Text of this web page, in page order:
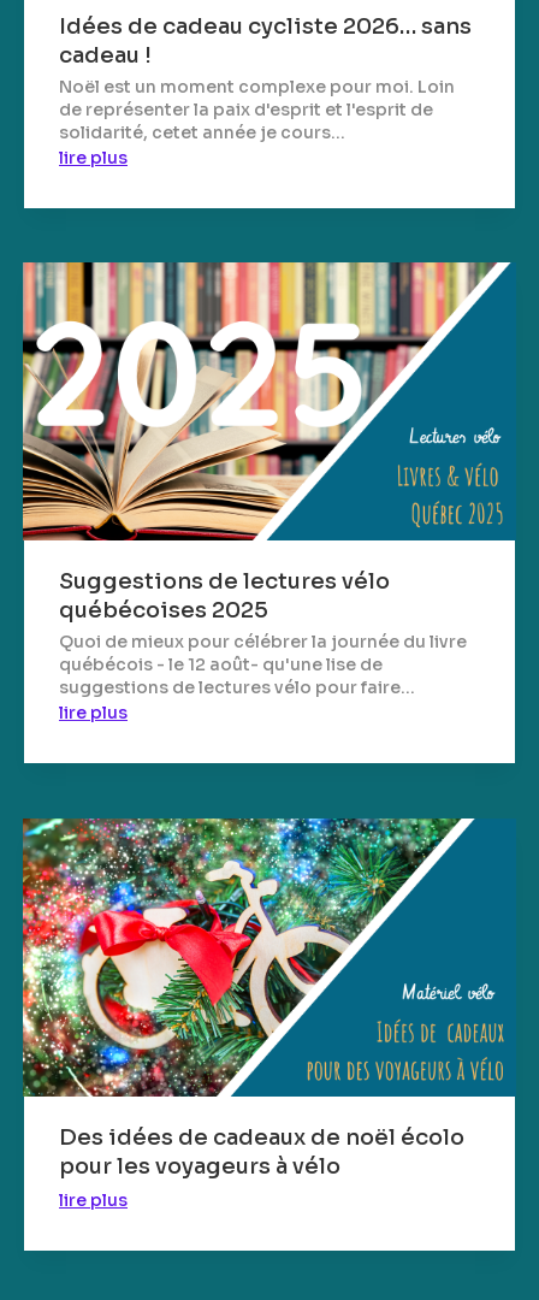
Idées de cadeau cycliste 2026… sans
cadeau !
Noël est un moment complexe pour moi. Loin
de représenter la paix d'esprit et l'esprit de
solidarité, cetet année je cours...
lire plus
Suggestions de lectures vélo
québécoises 2025
Quoi de mieux pour célébrer la journée du livre
québécois - le 12 août- qu'une lise de
suggestions de lectures vélo pour faire...
lire plus
Des idées de cadeaux de noël écolo
pour les voyageurs à vélo
lire plus